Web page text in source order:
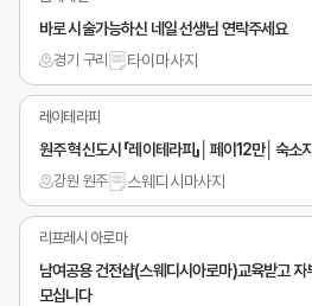
바로 시술가능하신 네일 선생님 연락주세요
경기 구리 타이마사지
레이테라피
원주 혁신도시 「레이테라피」│페이12만│숙소
강원 원주 스웨디시마사지
리프레시 아로마
남여공용 건전샵(스웨디시아로마)교육받고
모십니다